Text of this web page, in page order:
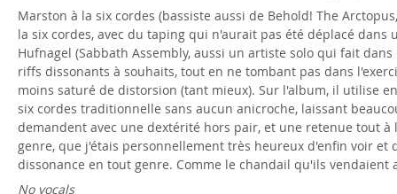
Marston à la six cordes (bassiste aussi de Behold! The
la six cordes, avec du taping qui n'aurait pas été déplacé
Hufnagel (Sabbath Assembly, aussi un artiste solo qui fait
riffs dissonants à souhaits, tout en ne tombant pas dans
moins saturé de distorsion (tant mieux). Sur l'album, il utilise
six cordes traditionnelle sans aucun anicroche, laissant
demandent avec une dextérité hors pair, et une retenue tout
genre, que j'étais personnellement très heureux d'enfin voir
dissonance en tout genre. Comme le chandail qu'ils
No vocals